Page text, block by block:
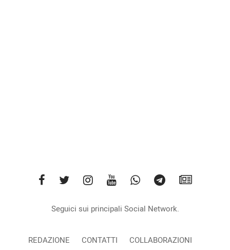
Seguici sui principali Social Network.
REDAZIONE CONTATTI COLLABORAZIONI